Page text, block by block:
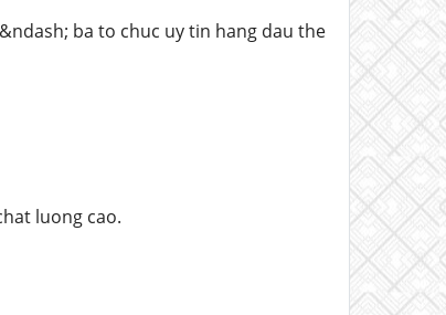
ba to chuc uy tin hang dau the
luong cao.